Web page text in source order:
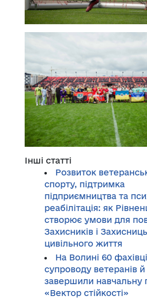
Інші статті
Розвиток
спорту, підтримка
підприємництва та
реабілітація: як
створює умови для
Захисників і
цивільного життя
На Волині 60
супроводу ветеранів
завершили навчальну
«Вектор стійкості»